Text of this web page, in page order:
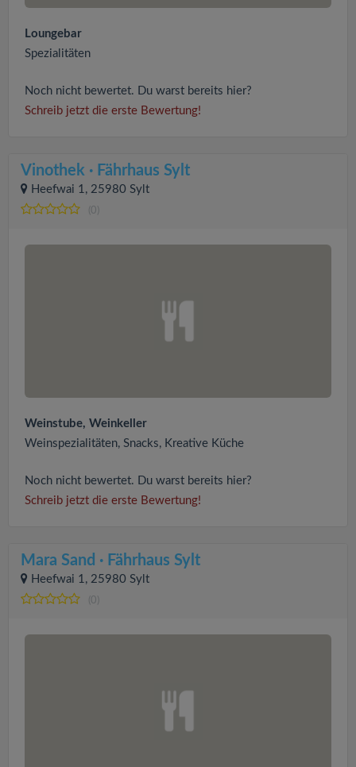
Loungebar
Spezialitäten
Noch nicht bewertet. Du warst bereits hier?
Schreib jetzt die erste Bewertung!
Vinothek · Fährhaus Sylt
Heefwai 1, 25980 Sylt
(0)
Weinstube, Weinkeller
Weinspezialitäten, Snacks, Kreative Küche
Noch nicht bewertet. Du warst bereits hier?
Schreib jetzt die erste Bewertung!
Mara Sand · Fährhaus Sylt
Heefwai 1, 25980 Sylt
(0)